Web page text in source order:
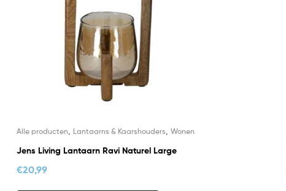
Alle producten Lantaarns & Kaarshouders Wonen
Jens Living Lantaarn Ravi Naturel Large
€20,99